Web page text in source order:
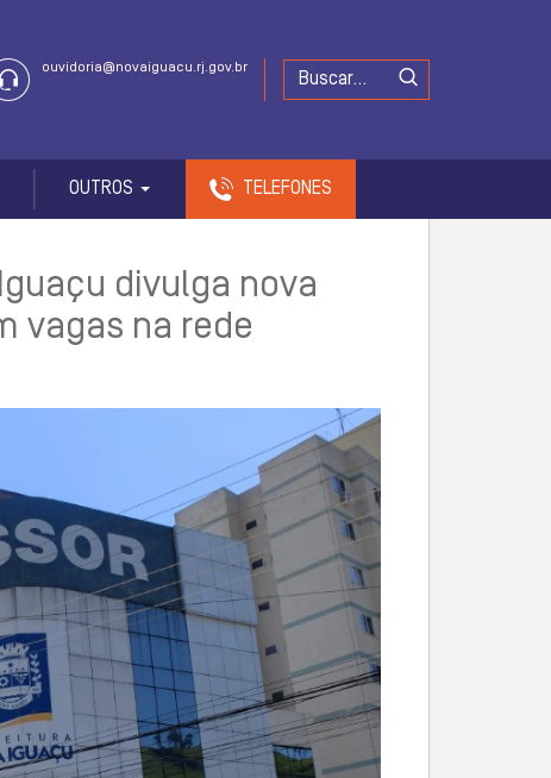
ouvidoria@novaiguacu.rj.gov.br
OUTROS TELEFONES
divulga nova
vagas na rede